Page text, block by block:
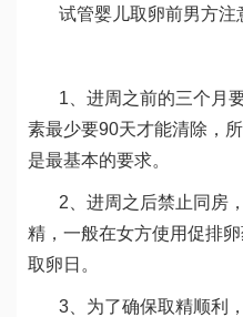
试管婴儿取卵前男方注
1、进周之前的三个月
素最少要90天才能清除，
是最基本的要求。
2、进周之后禁止同房
精，一般在女方使用促排
取卵日。
3、为了确保取精顺利